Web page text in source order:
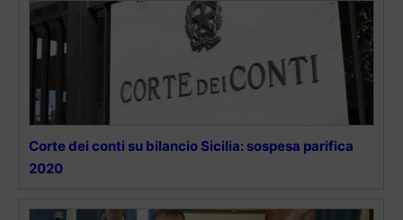
Corte dei conti su bilancio Sicilia: sospesa parifica
2020